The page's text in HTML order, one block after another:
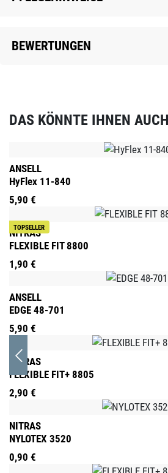
BEWERTUNGEN
DAS KÖNNTE IHNEN
Produktgalerie überspringen
ANSELL
HyFlex 11-840
5,90 €
TOPSELLER
NITRAS
FLEXIBLE FIT 8800
1,90 €
ANSELL
EDGE 48-701
5,90 €
NITRAS
FLEXIBLE FIT+ 8805
2,90 €
NITRAS
NYLOTEX 3520
0,90 €